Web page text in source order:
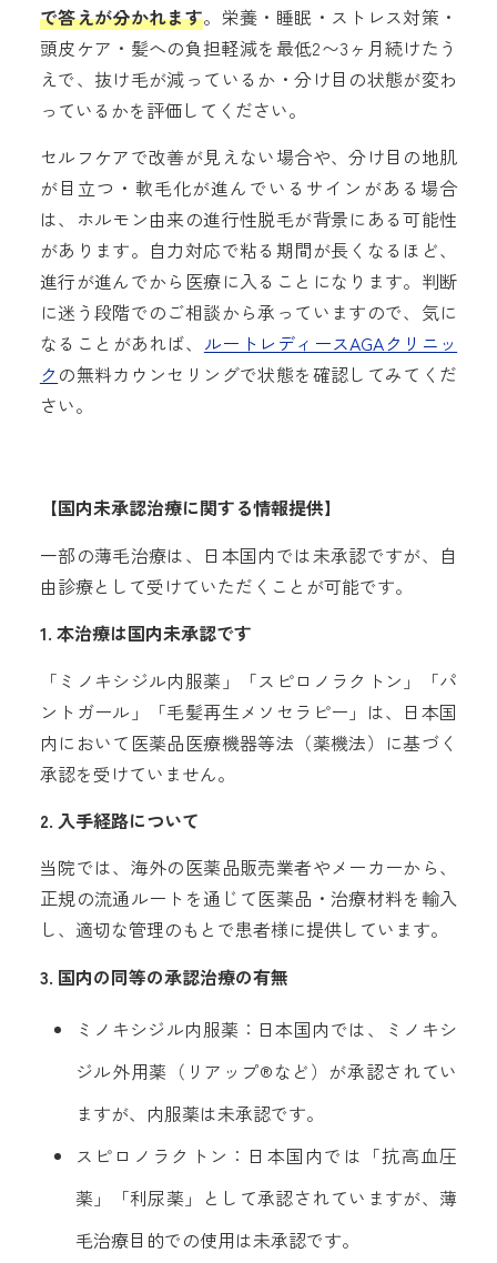
で答えが分かれます。栄養・睡眠・ストレス対策・
頭皮ケア・髪への負担軽減を最低2〜3ヶ月続けたう
えで、抜け毛が減っているか・分け目の状態が変わ
っているかを評価してください。
セルフケアで改善が見えない場合や、分け目の地肌
が目立つ・軟毛化が進んでいるサインがある場合
は、ホルモン由来の進行性脱毛が背景にある可能性
があります。自力対応で粘る期間が長くなるほど、
進行が進んでから医療に入ることになります。判断
に迷う段階でのご相談から承っていますので、気に
なることがあれば、 ルートレディースAGAクリニッ
ク の無料カウンセリングで状態を確認してみてくだ
さい。
【国内未承認治療に関する情報提供】
一部の薄毛治療は、日本国内では未承認ですが、自
由診療として受けていただくことが可能です。
1. 本治療は国内未承認です
「ミノキシジル内服薬」「スピロノラクトン」「パ
ントガール」「毛髪再生メソセラピー」は、日本国
内において医薬品医療機器等法（薬機法）に基づく
承認を受けていません。
2. 入手経路について
当院では、海外の医薬品販売業者やメーカーから、
正規の流通ルートを通じて医薬品・治療材料を輸入
し、適切な管理のもとで患者様に提供しています。
3. 国内の同等の承認治療の有無
ミノキシジル内服薬：日本国内では、ミノキシ
ジル外用薬（リアップ®など）が承認されてい
ますが、内服薬は未承認です。
スピロノラクトン：日本国内では「抗高血圧
薬」「利尿薬」として承認されていますが、薄
毛治療目的での使用は未承認です。